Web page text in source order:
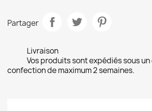
Partager
Livraison
Vos produits sont expédiés sous
confection de maximum 2 semaines.